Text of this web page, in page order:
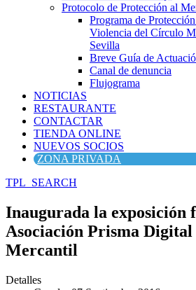
Protocolo de Protección al
Programa de
Violencia del Círculo
Sevilla
Breve Guía de
Canal de denuncia
Flujograma
NOTICIAS
RESTAURANTE
CONTACTAR
TIENDA ONLINE
NUEVOS SOCIOS
ZONA PRIVADA
TPL_SEARCH
Inaugurada la exposición
Asociación Prisma
Mercantil
Detalles